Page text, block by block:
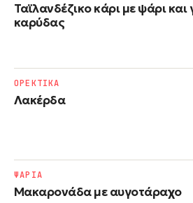
Ταϊλανδέζικο κάρι με ψάρι και
καρύδας
Λακέρδα
ΟΡΕΚΤΙΚΑ
Μακαρονάδα με αυγοτάραχο
ΨΑΡΙΑ